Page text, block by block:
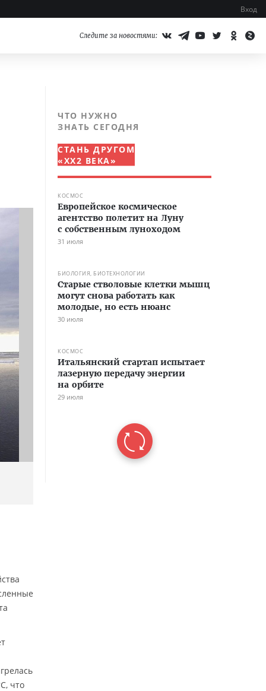
Вход
Следите за новостями:
что
ЧТО НУЖНО
ЗНАТЬ СЕГОДНЯ
СТАНЬ ДРУГОМ
«XX2 ВЕКА»
КОСМОС
Европейское космическое
агентство полетит на Луну
с собственным луноходом
31 июля
БИОЛОГИЯ, БИОТЕХНОЛОГИИ
Старые стволовые клетки мышц
могут снова работать как
молодые, но есть нюанс
30 июля
КОСМОС
Итальянский стартап испытает
лазерную передачу энергии
на орбите
29 июля